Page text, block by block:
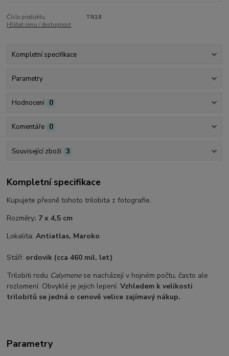
Číslo produktu:
TR18
Hlídat cenu / dostupnost
Kompletní specifikace
Parametry
Hodnocení 0
Komentáře 0
Související zboží 3
Kompletní specifikace
Kupujete přesně tohoto trilobita z fotografie.
Rozměry: 7 x 4,5 cm
Lokalita:Antiatlas, Maroko
Stáří: ordovik (cca 460 mil. let)
Trilobiti rodu Calymenese nacházejí v hojném počtu, často ale
rozlomení. Obvyklé je jejich lepení.Vzhledem k velikosti
trilobitů se jedná o cenově velice zajímavý nákup.
Parametry